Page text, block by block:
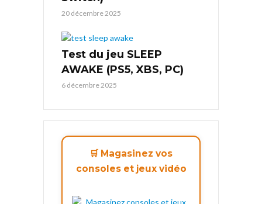
20 décembre 2025
Test du jeu SLEEP
AWAKE (PS5, XBS, PC)
6 décembre 2025
🛒 Magasinez vos
consoles et jeux vidéo